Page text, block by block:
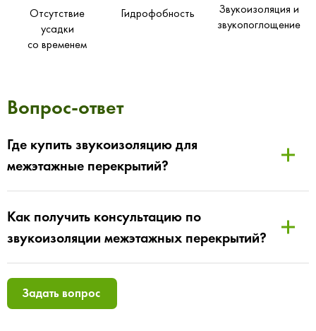
Отсутствие
усадки
со временем
Гидрофобность
Звукоизоляция и
звукопоглощение
Вопрос-ответ
Где купить звукоизоляцию для
межэтажные перекрытий?
Как получить консультацию по
звукоизоляции межэтажных перекрытий?
Задать вопрос